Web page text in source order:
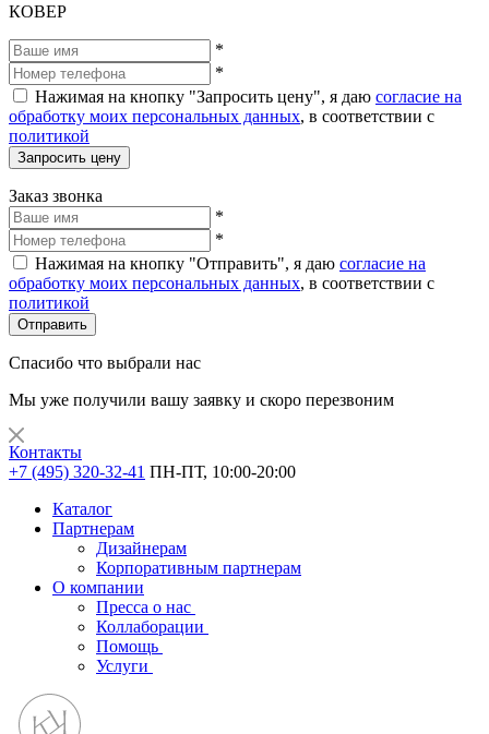
КОВЕР
*
*
Нажимая на кнопку "Запросить цену", я даю согласие на
обработку моих персональных данных, в соответствии с
политикой
Запросить цену
Заказ звонка
*
*
Нажимая на кнопку "Отправить", я даю согласие на
обработку моих персональных данных, в соответствии с
политикой
Отправить
Спасибо что выбрали нас
Мы уже получили вашу заявку и скоро перезвоним
Контакты
+7 (495) 320-32-41 ПН-ПТ, 10:00-20:00
Каталог
Партнерам
Дизайнерам
Корпоративным партнерам
О компании
Пресса о нас
Коллаборации
Помощь
Услуги